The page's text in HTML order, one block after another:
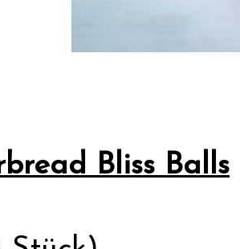
Bliss Balls